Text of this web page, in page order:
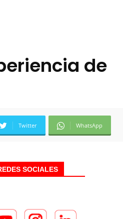
de
Twitter WhatsApp
SOCIALES